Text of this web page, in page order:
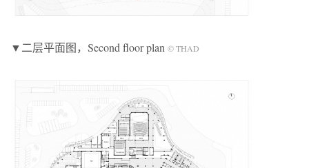
▼二层平面图，Second floor plan © THAD